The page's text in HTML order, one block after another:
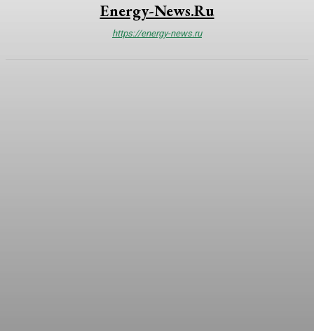
Energy-News.ru
https://energy-news.ru